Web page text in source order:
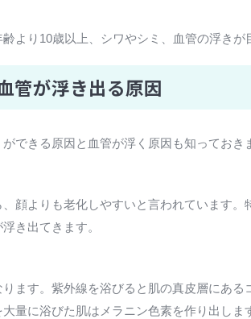
より10歳以上、シワやシミ、血管の浮き
管が浮き出る原因
できる原因と血管が浮く原因も知っておき
顔よりも老化しやすいと言われています
き出てきます。
ます。紫外線を浴びると肌の真皮層にあ
量に浴びた肌はメラニン色素を作り出しま